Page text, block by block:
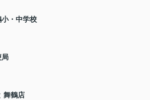
・中学校
局
舞鶴店